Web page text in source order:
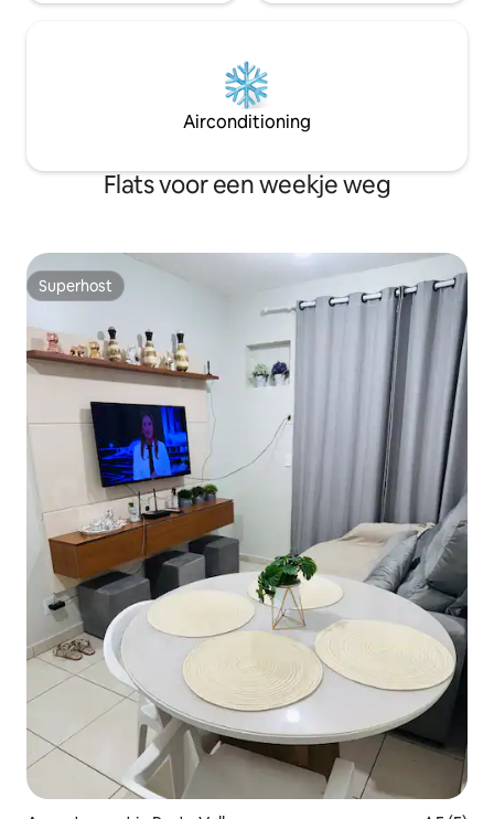
Airconditioning
Flats voor een weekje weg
Superhost
Superhost